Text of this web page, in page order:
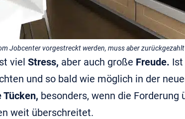
Jobcenter vorgestreckt werden, muss aber zurückgezahlt
viel Stress, aber auch große Freude.
und so bald wie möglich in der
besonders, wenn die Forderung
weit überschreitet.